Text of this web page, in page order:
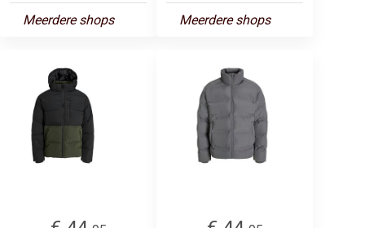
Meerdere shops Meerdere shops